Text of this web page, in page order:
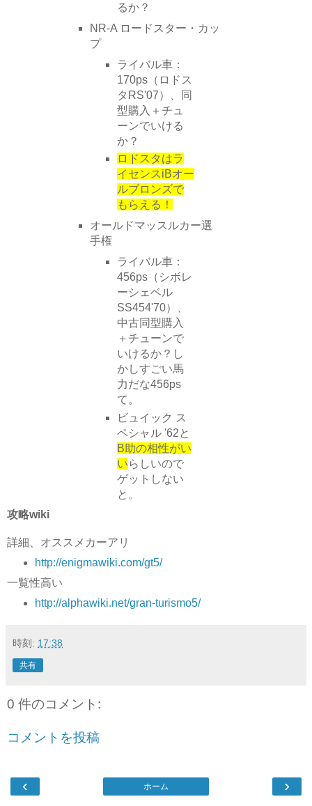
るか？
NR-A ロードスター・カッ
プ
ライバル車：
170ps（ロドス
タRS'07）、同
型購入＋チュ
ーンでいける
か？
ロドスタはラ
イセンスiBオー
ルブロンズで
もらえる！
オールドマッスルカー選
手権
ライバル車：
456ps（シボレ
ーシェベル
SS454'70）、
中古同型購入
＋チューンで
いけるか？し
かしすごい馬
力だな456ps
て。
ビュイック ス
ペシャル '62と
B助の相性がい
いらしいので
ゲットしない
と。
攻略wiki
詳細、オススメカーアリ
http://enigmawiki.com/gt5/
一覧性高い
http://alphawiki.net/gran-turismo5/
時刻: 17:38
共有
0 件のコメント:
コメントを投稿
‹ ›
ホーム